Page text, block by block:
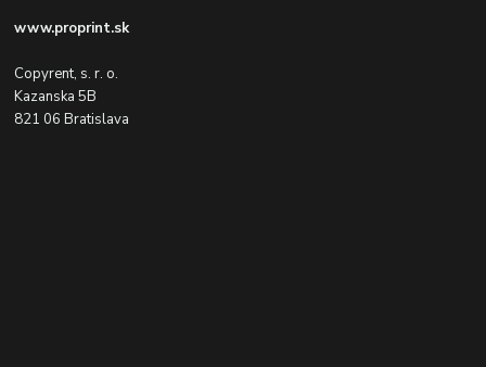
www.proprint.sk
Copyrent, s. r. o.
Kazanska 5B
821 06 Bratislava